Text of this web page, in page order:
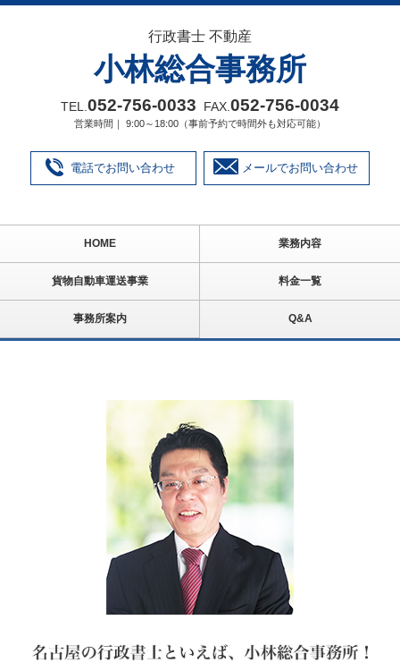
行政書士 不動産
小林総合事務所
TEL. 052‐756‐0033 FAX. 052‐756‐0034
営業時間｜ 9:00～18:00（事前予約で時間外も対応可能）
電話でお問い合わせ メールでお問い合わせ
HOME 業務内容
貨物自動車運送事業 料金一覧
事務所案内 Q&A